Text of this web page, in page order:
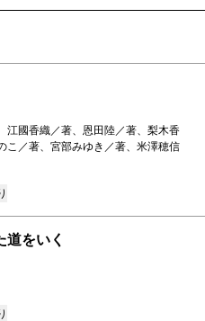
江國香織／著、恩田陸／著、梨木香
こ／著、宮部みゆき／著、米澤穂信
道をいく